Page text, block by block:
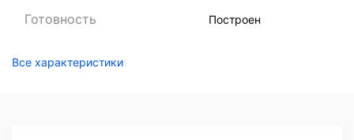
Готовность Построен
Все характеристики